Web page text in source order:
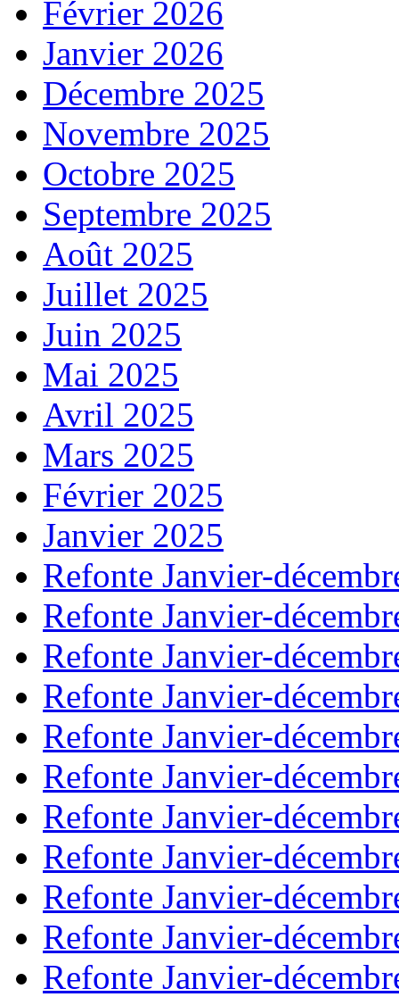
Février 2026
Janvier 2026
Décembre 2025
Novembre 2025
Octobre 2025
Septembre 2025
Août 2025
Juillet 2025
Juin 2025
Mai 2025
Avril 2025
Mars 2025
Février 2025
Janvier 2025
Refonte Janvier-
Refonte Janvier-
Refonte Janvier-
Refonte Janvier-
Refonte Janvier-
Refonte Janvier-
Refonte Janvier-
Refonte Janvier-
Refonte Janvier-
Refonte Janvier-
Refonte Janvier-